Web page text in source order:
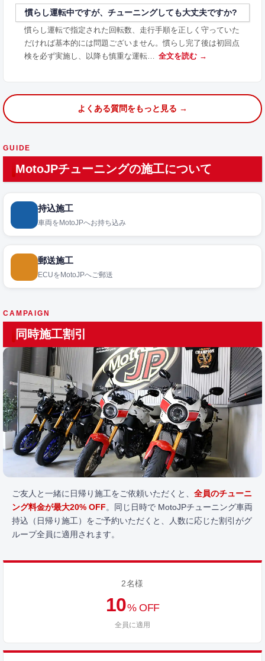
慣らし運転中ですが、チューニングしても大丈夫ですか?
慣らし運転で指定された回転数、走行手順を正しく守っていた
だければ基本的には問題ございません。慣らし完了後は初回点
検を必ず実施し、以降も慎重な運転…
全文を読む →
よくある質問をもっと見る →
GUIDE
MotoJPチューニングの施工について
持込施工
車両をMotoJPへお持ち込み
郵送施工
ECUをMotoJPへご郵送
CAMPAIGN
同時施工割引
ご友人と一緒に日帰り施工をご依頼いただくと、 全員のチューニ
ング料金が最大20% OFF。同じ日時で MotoJPチューニング車両
持込（日帰り施工）をご予約いただくと、人数に応じた割引がグ
ループ全員に適用されます。
2名様
10% OFF
全員に適用